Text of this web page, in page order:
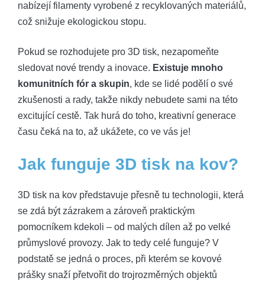
nabízejí filamenty vyrobené z recyklovaných materiálů,
což snižuje ekologickou stopu.
Pokud se rozhodujete pro 3D tisk, nezapomeňte
sledovat nové trendy a inovace. Existuje mnoho
komunitních fór a skupin, kde se lidé podělí o své
zkušenosti a rady, takže nikdy nebudete sami na této
excitující cestě. Tak hurá do toho, kreativní generace
času čeká na to, až ukážete, co ve vás je!
Jak funguje 3D tisk na kov?
3D tisk na kov představuje přesně tu technologii, která
se zdá být zázrakem a zároveň praktickým
pomocníkem kdekoli – od malých dílen až po velké
průmyslové provozy. Jak to tedy celé funguje? V
podstatě se jedná o proces, při kterém se kovové
prášky snaží přetvořit do trojrozměrných objektů